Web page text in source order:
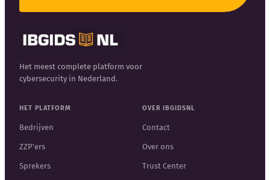
Het meest complete platform voor
cybersecurity in Nederland.
HET PLATFORM
Bedrijven
ZZP'ers
Sprekers
OVER IBGIDSNL
Contact
Over ons
Trust Center